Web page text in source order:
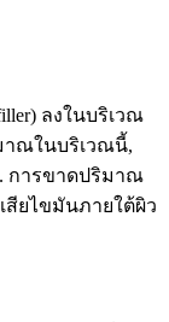
ลงในบริเวณ
าณในบริเวณนี้,
การขาดปริมาณ
ยไขมันภายใต้ผิว